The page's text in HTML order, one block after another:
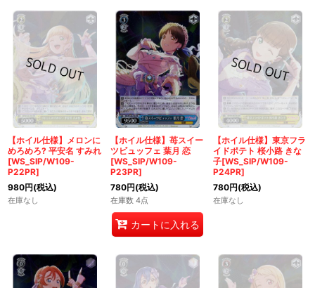
【ホイル仕様】メロンに
めろめろ? 平安名 すみれ
[WS_SIP/W109-
P22PR]
980円(税込)
在庫なし
【ホイル仕様】苺スイー
ツビュッフェ 葉月 恋
[WS_SIP/W109-
P23PR]
780円(税込)
在庫数 4点
カートに入れる
【ホイル仕様】東京フラ
イドポテト 桜小路 きな
子[WS_SIP/W109-
P24PR]
780円(税込)
在庫なし